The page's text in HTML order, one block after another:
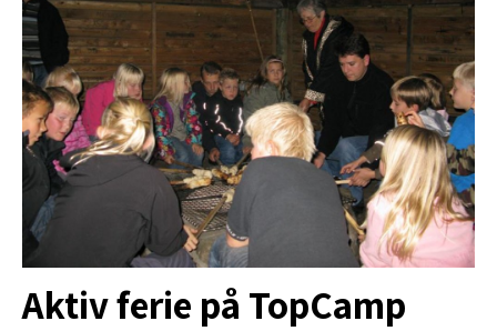
Aktiv ferie på TopCamp